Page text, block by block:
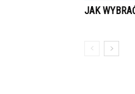
JAK